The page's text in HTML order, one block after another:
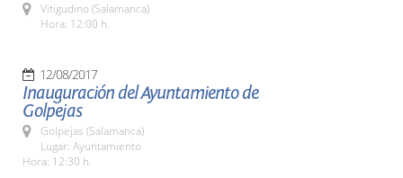
Vitigudino (Salamanca)
Hora: 12:00 h.
12/08/2017
Inauguración del Ayuntamiento de
Golpejas
Golpejas (Salamanca)
Lugar: Ayuntamiento
Hora: 12:30 h.